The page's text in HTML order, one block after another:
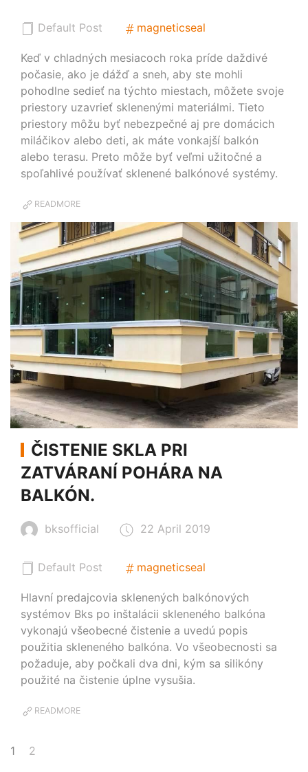
Default Post magneticseal
Keď v chladných mesiacoch roka príde daždivé
počasie, ako je dážď a sneh, aby ste mohli
pohodlne sedieť na týchto miestach, môžete svoje
priestory uzavrieť sklenenými materiálmi. Tieto
priestory môžu byť nebezpečné aj pre domácich
miláčikov alebo deti, ak máte vonkajší balkón
alebo terasu. Preto môže byť veľmi užitočné a
spoľahlivé používať sklenené balkónové systémy.
READMORE
ČISTENIE SKLA PRI
ZATVÁRANÍ POHÁRA NA
BALKÓN.
bksofficial 22 April 2019
Default Post magneticseal
Hlavní predajcovia sklenených balkónových
systémov Bks po inštalácii skleneného balkóna
vykonajú všeobecné čistenie a uvedú popis
použitia skleneného balkóna. Vo všeobecnosti sa
požaduje, aby počkali dva dni, kým sa silikóny
použité na čistenie úplne vysušia.
READMORE
1 2